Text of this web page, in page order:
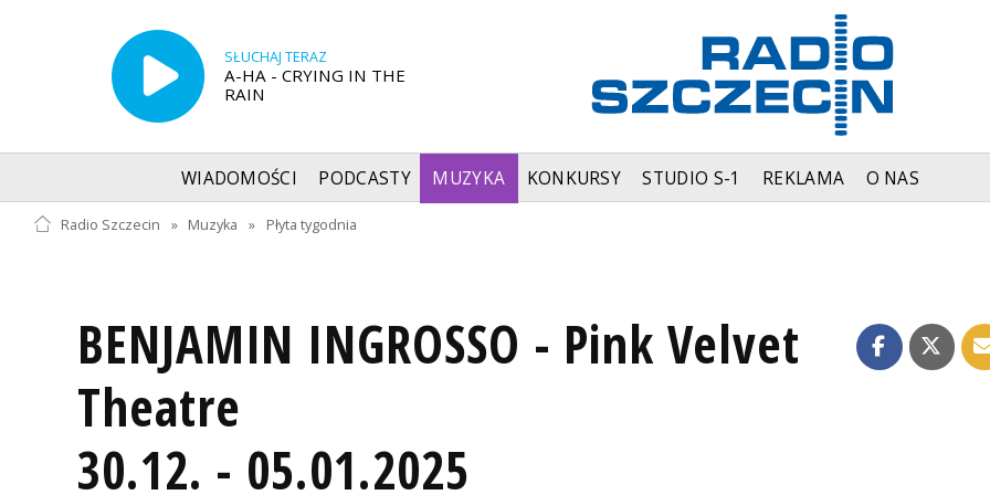
SŁUCHAJ TERAZ
A-HA - CRYING IN THE
RAIN
WIADOMOŚCI PODCASTY MUZYKA KONKURSY STUDIO S-1 REKLAMA O NAS
Radio Szczecin » Muzyka » Płyta tygodnia
BENJAMIN INGROSSO - Pink Velvet
Theatre
30.12. - 05.01.2025